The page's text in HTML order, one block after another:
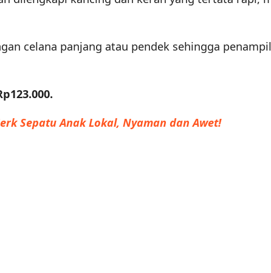
celana panjang atau pendek sehingga
Sepatu Anak Lokal, Nyaman dan Awet!